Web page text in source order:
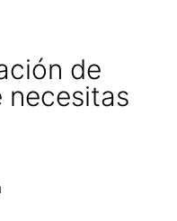
de
necesitas